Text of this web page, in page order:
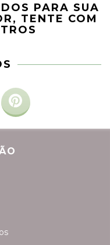
PARA SUA
TENTE COM